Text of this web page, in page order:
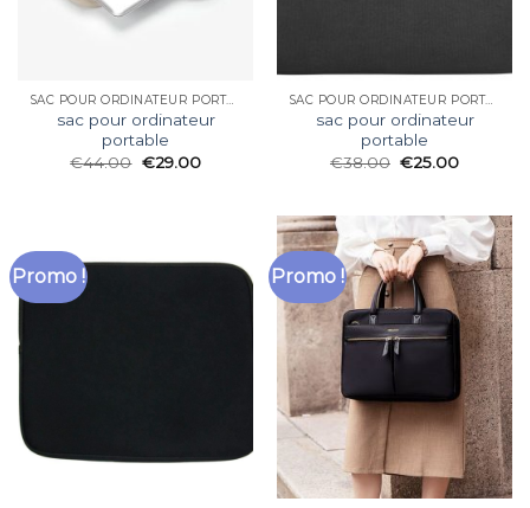
SAC POUR ORDINATEUR PORTABLE
sac pour ordinateur
portable
€44.00 €29.00
SAC POUR ORDINATEUR PORTABLE
sac pour ordinateur
portable
€38.00 €25.00
Promo ! Promo !